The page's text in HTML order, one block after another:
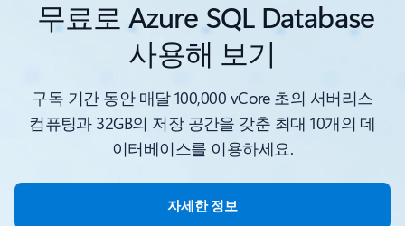
무료로 Azure SQL Database
사용해 보기
구독 기간 동안 매달 100,000 vCore 초의 서버리스
컴퓨팅과 32GB의 저장 공간을 갖춘 최대 10개의 데
이터베이스를 이용하세요.
자세한 정보